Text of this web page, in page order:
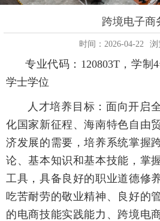
跨境电子商
时间：2026-04-22 浏
专业代码：120803T，学制
学士学位
人才培养目标：面向开启
化国家新征程、海南特色自由
济发展的需要，培养系统掌握
论、基本知识和基本技能，掌
工具，具备良好的职业道德修
吃苦耐劳的敬业精神、良好的
的电商技能实践能力、跨境电